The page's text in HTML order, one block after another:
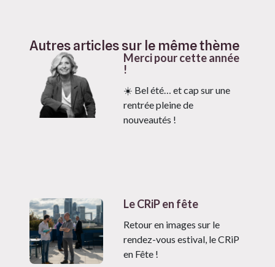
Autres articles sur le même thème
Merci pour cette année
!
☀️ Bel été… et cap sur une
rentrée pleine de
nouveautés !
Le CRiP en fête
Retour en images sur le
rendez-vous estival, le CRiP
en Fête !